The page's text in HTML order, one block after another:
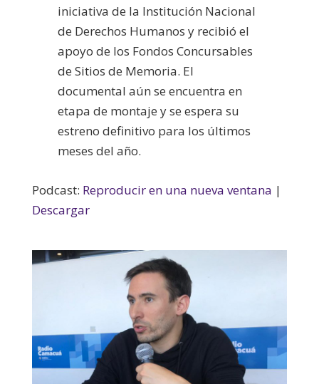
iniciativa de la Institución Nacional
de Derechos Humanos y recibió el
apoyo de los Fondos Concursables
de Sitios de Memoria. El
documental aún se encuentra en
etapa de montaje y se espera su
estreno definitivo para los últimos
meses del año.
Podcast: Reproducir en una nueva ventana |
Descargar